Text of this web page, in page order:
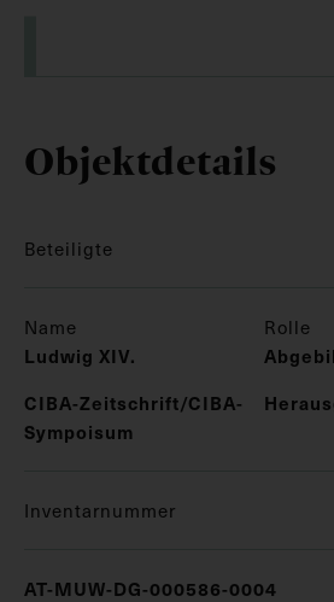
Objektdetails
Beteiligte
Name Rolle
Ludwig XIV.
CIBA-Zeitschrift/CIBA-
Sympoisum
Inventarnummer
AT-MUW-DG-000586-0004